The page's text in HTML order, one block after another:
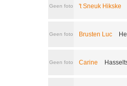
Geen foto 't Sneuk Hikske
Geen foto Brusten Luc
Geen foto Carine